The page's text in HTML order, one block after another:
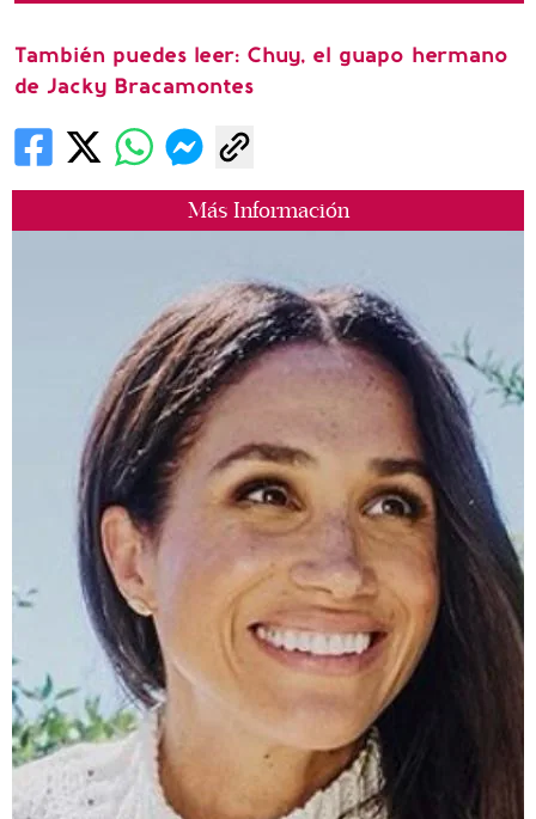
Más Información
También puedes leer: Chuy, el guapo hermano
de Jacky Bracamontes